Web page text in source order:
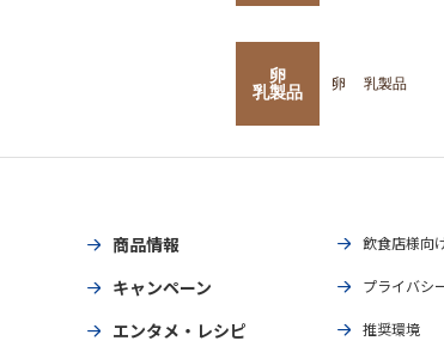
卵
乳製品
卵 乳製品
商品情報
キャンペーン
エンタメ・レシピ
飲食店様向
プライバシ
推奨環境